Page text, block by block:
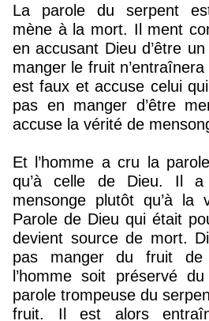
La parole du serpent
mène à la mort. Il ment
en accusant Dieu d’être
manger le fruit
est faux et accuse celui
pas en manger d’être
accuse la vérité de
Et l’homme a cru la
qu’à celle de Dieu. Il a
mensonge plutôt qu’à la
Parole de Dieu qui était
devient source de mort.
pas manger du fruit de
l’homme soit préservé
parole trompeuse du
fruit. Il est alors